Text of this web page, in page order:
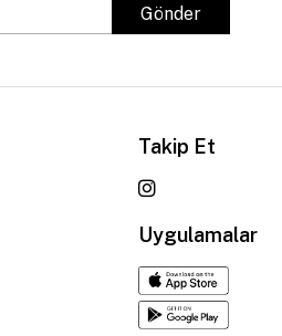
Gönder
Takip Et
Uygulamalar